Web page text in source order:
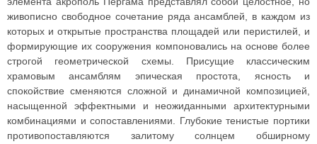
живописно свободное сочетание ряда ансамблей, в каждом из
которых и открытые пространства площадей или перистилей, и
формирующие их сооружения компоновались на основе более
строгой геометрической схемы. Присущие классическим
храмовым ансамблям эпическая простота, ясность и
спокойствие сменяются сложной и динамичной композицией,
насыщенной эффектными и неожиданными архитектурными
комбинациями и сопоставлениями. Глубокие тенистые портики
противопоставляются залитому солнцем обширному